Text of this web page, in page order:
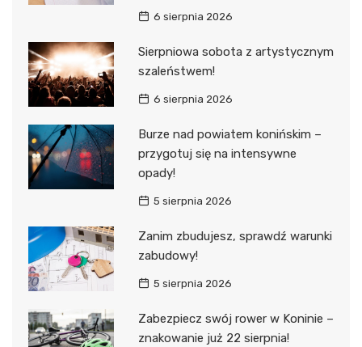
6 sierpnia 2026
Sierpniowa sobota z artystycznym
szaleństwem!
6 sierpnia 2026
Burze nad powiatem konińskim –
przygotuj się na intensywne
opady!
5 sierpnia 2026
Zanim zbudujesz, sprawdź warunki
zabudowy!
5 sierpnia 2026
Zabezpiecz swój rower w Koninie –
znakowanie już 22 sierpnia!